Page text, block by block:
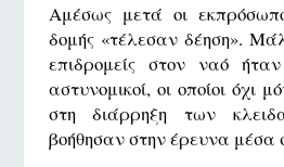
Αμέσως μετά οι
δομής «τέλεσαν δέηση».
επιδρομείς στον ναό
αστυνομικοί, οι οποίοι όχι
στη διάρρηξη των
βοήθησαν στην έρευνα μέσα